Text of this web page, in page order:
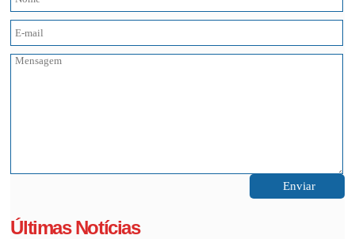
Últimas Notícias